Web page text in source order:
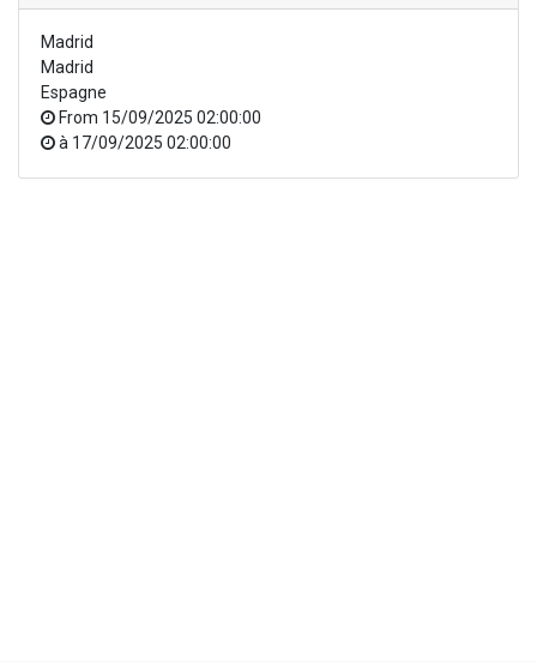
Madrid
Madrid
Espagne
From 15/09/2025 02:00:00
à 17/09/2025 02:00:00